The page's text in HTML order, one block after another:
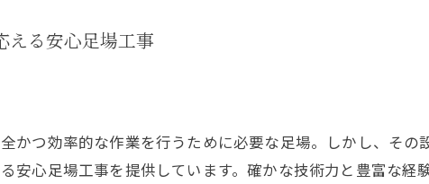
える安心足場工事
かつ効率的な作業を行うために必要な足場。しかし、そ
安心足場工事を提供しています。確かな技術力と豊富な